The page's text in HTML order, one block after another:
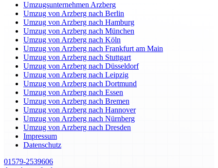
Umzugsunternehmen Arzberg
Umzug von Arzberg nach Berlin
Umzug von Arzberg nach Hamburg
Umzug von Arzberg nach München
Umzug von Arzberg nach Köln
Umzug von Arzberg nach Frankfurt am Main
Umzug von Arzberg nach Stuttgart
Umzug von Arzberg nach Düsseldorf
Umzug von Arzberg nach Leipzig
Umzug von Arzberg nach Dortmund
Umzug von Arzberg nach Essen
Umzug von Arzberg nach Bremen
Umzug von Arzberg nach Hannover
Umzug von Arzberg nach Nürnberg
Umzug von Arzberg nach Dresden
Impressum
Datenschutz
01579-2539606